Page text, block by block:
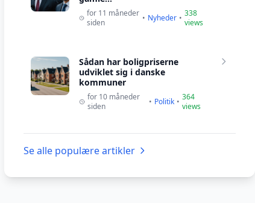
for 11 måneder
siden
• Nyheder • 338
views
Sådan har boligpriserne
udviklet sig i danske
kommuner
for 10 måneder
siden
• Politik • 364
views
Se alle populære artikler